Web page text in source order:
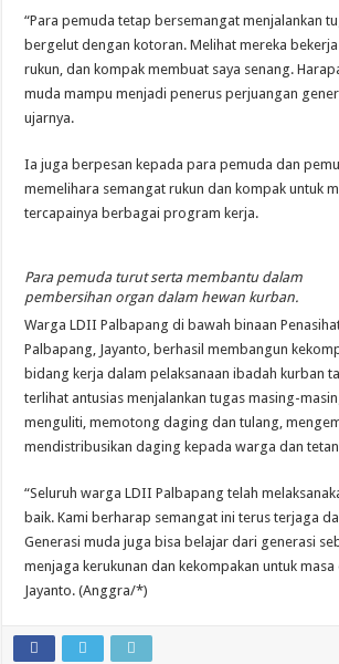
“Para pemuda tetap bersemangat menjalankan
bergelut dengan kotoran. Melihat mereka
rukun, dan kompak membuat saya senang.
muda mampu menjadi penerus perjuangan
ujarnya.
Ia juga berpesan kepada para pemuda dan
memelihara semangat rukun dan kompak untuk
tercapainya berbagai program kerja.
Para pemuda turut serta membantu dalam
pembersihan organ dalam hewan kurban.
Warga LDII Palbapang di bawah binaan
Palbapang, Jayanto, berhasil membangun
bidang kerja dalam pelaksanaan ibadah kurban
terlihat antusias menjalankan tugas masing-
menguliti, memotong daging dan tulang,
mendistribusikan daging kepada warga dan
“Seluruh warga LDII Palbapang telah
baik. Kami berharap semangat ini terus terjaga
Generasi muda juga bisa belajar dari generasi
menjaga kerukunan dan kekompakan untuk masa
Jayanto. (Anggra/*)